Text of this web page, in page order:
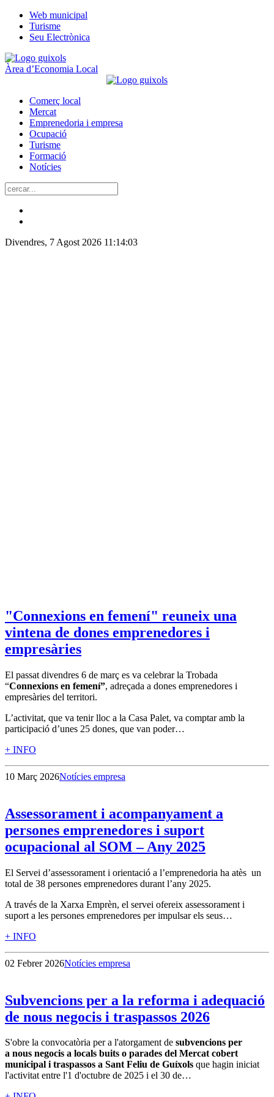
Web municipal
Turisme
Seu Electrònica
Àrea d’Economia Local
Comerç local
Mercat
Emprenedoria i empresa
Ocupació
Turisme
Formació
Notícies
Divendres, 7 Agost 2026 11:14:04
"Connexions en femení" reuneix una
vintena de dones emprenedores i
empresàries
El passat divendres 6 de març es va celebrar la Trobada
“Connexions en femení”, adreçada a dones emprenedores i
empresàries del territori.
L’activitat, que va tenir lloc a la Casa Palet, va comptar amb la
participació d’unes 25 dones, que van poder…
+ INFO
10 Març 2026Notícies empresa
Assessorament i acompanyament a
persones emprenedores i suport
ocupacional al SOM – Any 2025
El Servei d’assessorament i orientació a l’emprenedoria ha atès un
total de 38 persones emprenedores durant l’any 2025.
A través de la Xarxa Emprèn, el servei ofereix assessorament i
suport a les persones emprenedores per impulsar els seus…
+ INFO
02 Febrer 2026Notícies empresa
Subvencions per a la reforma i adequació
de nous negocis i traspassos 2026
S'obre la convocatòria per a l'atorgament de subvencions per
a nous negocis a locals buits o parades del Mercat cobert
municipal i traspassos a Sant Feliu de Guíxols que hagin iniciat
l'activitat entre l'1 d'octubre de 2025 i el 30 de…